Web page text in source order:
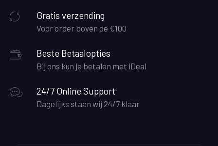
Gratis verzending
Voor order boven de €100
Beste Betaalopties
Bij ons kun je betalen met iDeal
24/7 Online Support
Dagelijks staan wij 24/7 klaar